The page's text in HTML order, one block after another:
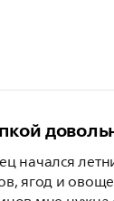
начался
ягод и